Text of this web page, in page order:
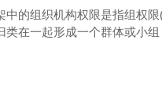
中的组织机构权限是指组权
类在一起形成一个群体或小